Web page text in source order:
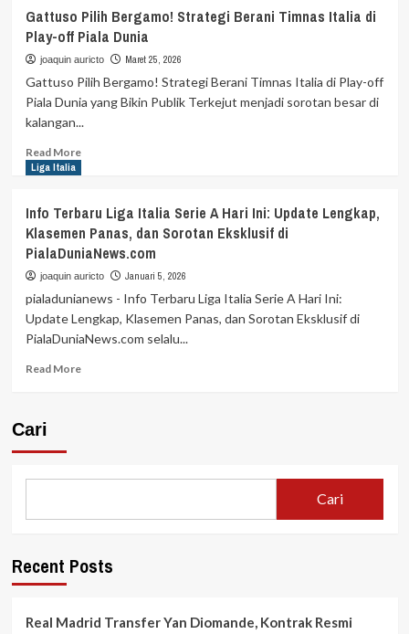
Sarri
Murka!
Derby
Lazio
Siang
Disorot
Gattuso Pilih Bergamo! Strategi Berani Timnas Italia di
Play-off Piala Dunia
joaquin auricto Maret 25, 2026
Gattuso Pilih Bergamo! Strategi Berani Timnas Italia di Play-off
Piala Dunia yang Bikin Publik Terkejut menjadi sorotan besar di
kalangan...
Read MoreRead
Pilih
Bergamo!
Strategi
Berani
Italia
di
Play-
Piala
Liga Italia
Info Terbaru Liga Italia Serie A Hari Ini: Update Lengkap,
Klasemen Panas, dan Sorotan Eksklusif di
PialaDuniaNews.com
joaquin auricto Januari 5, 2026
pialadunianews - Info Terbaru Liga Italia Serie A Hari Ini:
Update Lengkap, Klasemen Panas, dan Sorotan Eksklusif di
PialaDuniaNews.com selalu...
Read MoreRead
Hari
Lengkap,
dan
Cari
Cari
Recent Posts
Real Madrid Transfer Yan Diomande, Kontrak Resmi